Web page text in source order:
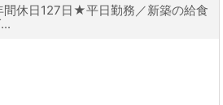
間休日127日★平日勤務／新築の給食